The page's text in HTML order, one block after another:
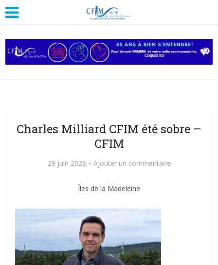
Charles Milliard CFIM été sobre –
CFIM
29 juin 2026 Ajouter un commentaire
Îles de la Madeleine